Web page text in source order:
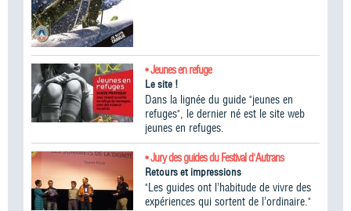
• Jeunes en refuge
Le site !
Dans la lignée du guide "jeunes en
refuges", le dernier né est le site web
jeunes en refuges.
• Jury des guides du Festival d'Autrans
Retours et impressions
"Les guides ont l’habitude de vivre des
expériences qui sortent de l’ordinaire."